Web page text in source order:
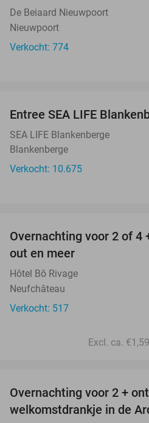
De Beiaard Nieuwpoort
Nieuwpoort
Verkocht: 774
Entree SEA LIFE
SEA LIFE Blankenberge
Blankenberge
Verkocht: 10.675
Overnachting voor 2 of 4
out en meer
Hôtel Bô Rivage
Neufchâteau
Verkocht: 517
Excl. ca.
Overnachting voor 2 +
welkomstdrankje in de